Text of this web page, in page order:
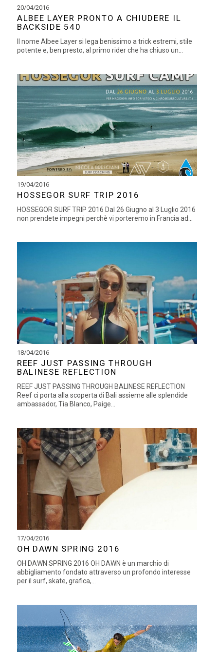
20/04/2016
ALBEE LAYER PRONTO A CHIUDERE IL
BACKSIDE 540
Il nome Albee Layer si lega benissimo a trick estremi, stile
potente e, ben presto, al primo rider che ha chiuso un...
19/04/2016
HOSSEGOR SURF TRIP 2016
HOSSEGOR SURF TRIP 2016 Dal 26 Giugno al 3 Luglio 2016
non prendete impegni perchè vi porteremo in Francia ad...
18/04/2016
REEF JUST PASSING THROUGH
BALINESE REFLECTION
REEF JUST PASSING THROUGH BALINESE REFLECTION
Reef ci porta alla scoperta di Bali assieme alle splendide
ambassador, Tia Blanco, Paige...
17/04/2016
OH DAWN SPRING 2016
OH DAWN SPRING 2016 OH DAWN è un marchio di
abbigliamento fondato attraverso un profondo interesse
per il surf, skate, grafica,...